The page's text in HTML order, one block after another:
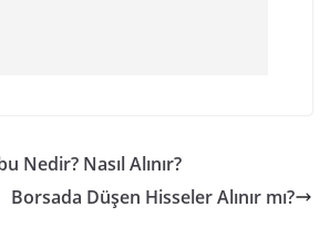
Nedir? Nasıl Alınır?
Borsada Düşen Hisseler Alınır mı?